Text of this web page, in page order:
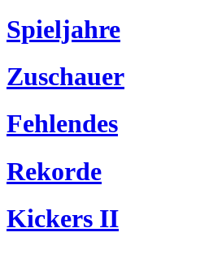
Spieljahre
Zuschauer
Fehlendes
Rekorde
Kickers II